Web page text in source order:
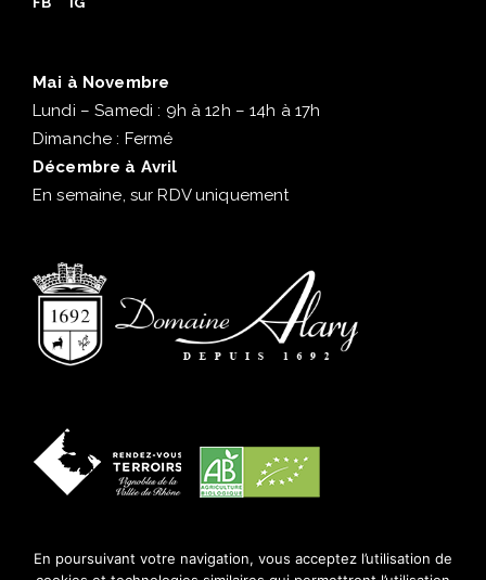
Mai à Novembre
Lundi – Samedi : 9h à 12h – 14h à 17h
Dimanche : Fermé
Décembre à Avril
En semaine, sur RDV uniquement
En poursuivant votre navigation, vous acceptez l’utilisation de